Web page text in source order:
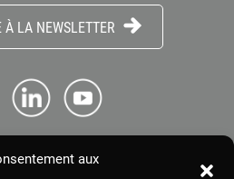
aux
LA NEWSLETTER
CONNECTER